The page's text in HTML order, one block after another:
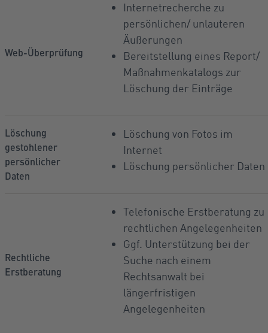
Web-Überprüfung
Internetrecherche zu
persönlichen/ unlauteren
Äußerungen
Bereitstellung eines Report/
Maßnahmenkatalogs zur
Löschung der Einträge
Löschung
gestohlener
persönlicher
Daten
Löschung von Fotos im
Internet
Löschung persönlicher Daten
Rechtliche
Erstberatung
Telefonische Erstberatung zu
rechtlichen Angelegenheiten
Ggf. Unterstützung bei der
Suche nach einem
Rechtsanwalt bei
längerfristigen
Angelegenheiten